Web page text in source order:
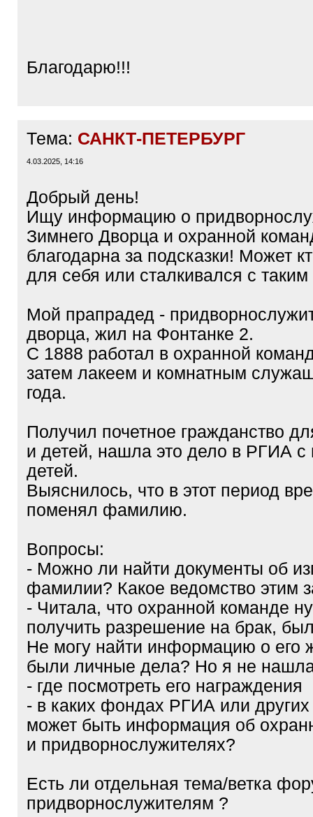
Благодарю!!!
Тема: САНКТ-ПЕТЕРБУРГ
4.03.2025, 14:16
Добрый день!
Ищу информацию о
Зимнего Дворца и охранной
благодарна за подсказки! Может
для себя или сталкивался с
Мой прапрадед -
дворца, жил на Фонтанке 2.
С 1888 работал в охранной
затем лакеем и комнатным
года.
Получил почетное гражданство
и детей, нашла это дело в РГИА с
детей.
Выяснилось, что в этот период
поменял фамилию.
Вопросы:
- Можно ли найти документы об
фамилии? Какое ведомство этим
- Читала, что охранной команде
получить разрешение на брак,
Не могу найти информацию о его
были личные дела? Но я не
- где посмотреть его награждения
- в каких фондах РГИА или других
может быть информация об
и придворнослужителях?
Есть ли отдельная тема/ветка
придворнослужителям ?